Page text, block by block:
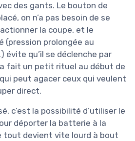
des gants. Le bouton de
on n’a pas besoin de se
la coupe, et le
(pression prolongée au
évite qu’il se déclenche par
fait un petit rituel au début de
peut agacer ceux qui veulent
direct.
c’est la possibilité d’utiliser le
déporter la batterie à la
tout devient vite lourd à bout